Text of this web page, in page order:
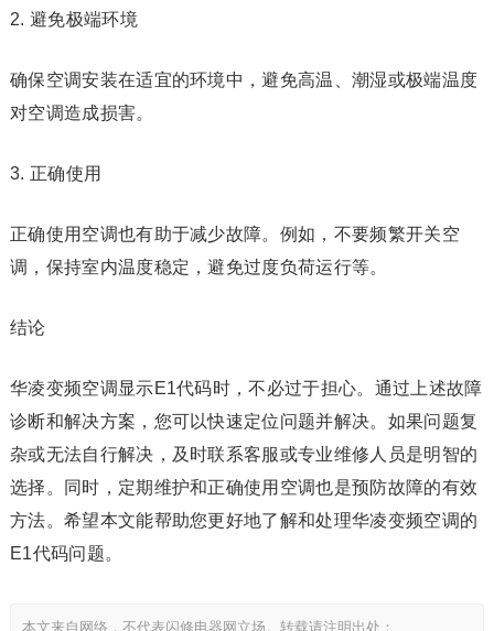
2. 避免极端环境
确保空调安装在适宜的环境中，避免高温、潮湿或极端温度
对空调造成损害。
3. 正确使用
正确使用空调也有助于减少故障。例如，不要频繁开关空
调，保持室内温度稳定，避免过度负荷运行等。
结论
华凌变频空调显示E1代码时，不必过于担心。通过上述故障
诊断和解决方案，您可以快速定位问题并解决。如果问题复
杂或无法自行解决，及时联系客服或专业维修人员是明智的
选择。同时，定期维护和正确使用空调也是预防故障的有效
方法。希望本文能帮助您更好地了解和处理华凌变频空调的
E1代码问题。
本文来自网络，不代表闪修电器网立场。转载请注明出处：